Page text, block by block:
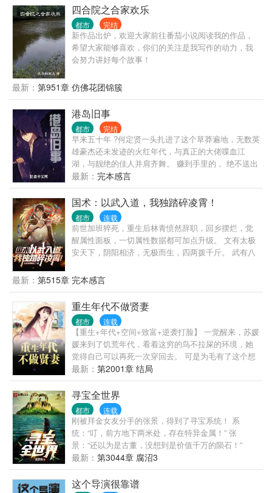
四合院之合家欢乐
都市 完结
新作品出炉，欢迎大家前往番茄小说阅读我的作品，
希望大家能够喜欢，你们的关注是我写作的动力，我
会努力讲好每个故事！
最新： 第951章 仿佛花团锦簇
港岛旧事
都市 完结
早来五十年 ?何定贤一头扎进了这个草莽遍地，无数英
雄豪杰还未发迹的火红年代，与真正的大佬喋血江
湖，与靓绝的佳人并肩齐舞。 赚到手里的， 绝不送出
去！
最新： 完本感言
国术：以武入道，我独踏碎凌霄！
都市 连载
前世加班猝死，重生后林青愤然辞职，回乡摆烂，觉
醒属性面板，一切属性数据都可加点升级。 文有太极
安天下，阴阳相济，无极而生，四两拨千斤。 武有八
金刚功+长寿功=炁体源流！ 被誉为术之尽头的炁体源
流练至满级，可洗尽铅华，化身成圣！ 八卦掌，形意
拳，心意把，武当三十六功…… 当原本想回村摆烂的
林青走上了一条探究生命终极形态的道路之时，才发
现人这一辈子，经历的一切大起大落，全部皆为昙花
一现。
最新： 第515章 完本感言
重生年代不做贤妻
都市 连载
【重生+年代+空间+致富+逆袭打脸】 一觉醒来，苏媛
媛来到了饥荒年代，看着这穷的鸟不拉屎的环境，她
觉得自己可以再死一次穿回去。 可是为毛有了这个想
法就会头疼欲裂？ 想要上吊，空间里带过来的安全绳
索就会自己断了？ 想要跳个河吧，刚跳进水里就被捞
上来？ 行吧，好死不如赖活着，自己有空间，能种
田，吃穿不愁，老天“亲爹”还给自己便利，生活过的美
滋滋的其实也挺不错！ 可是那个总是强行给自己干活
的帅小伙，本姑娘才十岁，你这样深情的注视我真的
好吗？
最新： 第2001章 结局
寻宝全世界
都市 连载
刚被拜金女友分手的张景，得到了寻宝系统！ 系
统：“叮，前方地下两米处，存在特异金属！” 张
景：“还以为是古董，没想到是价值千万的陨石！”
…… 深埋地下的古币，公园水下的珍贵古董，他人遍
寻不到的宝藏遗
最新： 第3044章 腐沼3
这个导演很靠谱